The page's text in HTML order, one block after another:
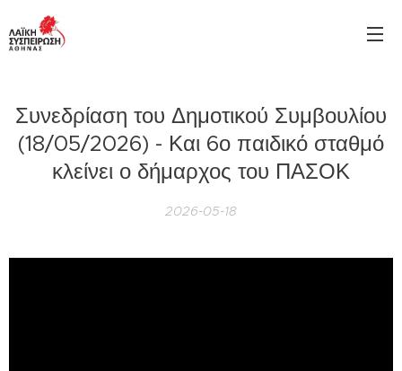
Συνεδρίαση του Δημοτικού Συμβουλίου
(18/05/2026) - Και 6ο παιδικό σταθμό
κλείνει ο δήμαρχος του ΠΑΣΟΚ
2026-05-18